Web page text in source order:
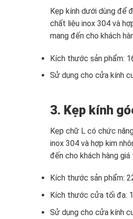
Kẹp kính dưới dùng để
chất liệu inox 304 và
mang đến cho khách
Kích thước sản phẩm:
Sử dụng cho cửa kính
3. Kẹp kính
Kẹp chữ L có chức
inox 304 và hợp kim
đến cho khách hàng
Kích thước sản phẩm:
Kích thước cửa tối đa:
Sử dụng cho cửa kính